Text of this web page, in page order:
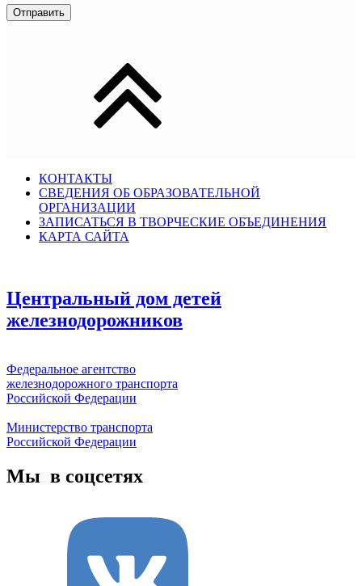
КОНТАКТЫ
СВЕДЕНИЯ ОБ ОБРАЗОВАТЕЛЬНОЙ
ОРГАНИЗАЦИИ
ЗАПИСАТЬСЯ В ТВОРЧЕСКИЕ ОБЪЕДИНЕНИЯ
КАРТА САЙТА
Центральный дом детей
железнодорожников
Федеральное агентство
железнодорожного транспорта
Российской Федерации
Министерство транспорта
Российской Федерации
Мы в соцсетях